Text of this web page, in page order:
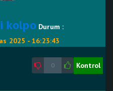
kolpo Durum :
2025 - 16:23:43
0 Kontrol